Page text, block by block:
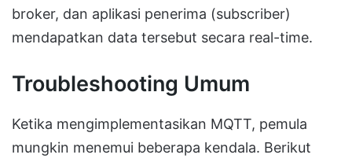
broker, dan aplikasi penerima (subscriber)
mendapatkan data tersebut secara real-time.
Troubleshooting Umum
Ketika mengimplementasikan MQTT, pemula
mungkin menemui beberapa kendala. Berikut